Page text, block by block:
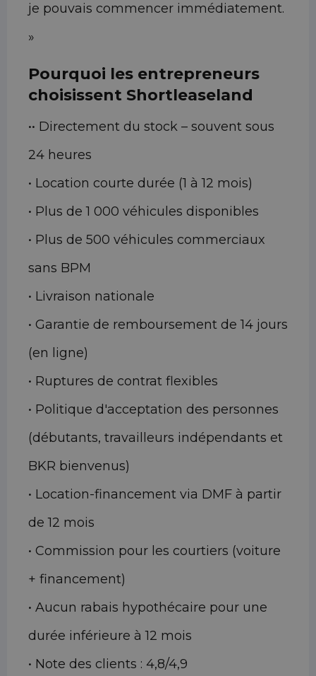
je pouvais commencer immédiatement.
»
Pourquoi les entrepreneurs
choisissent Shortleaseland
•• Directement du stock – souvent sous
24 heures
• Location courte durée (1 à 12 mois)
• Plus de 1 000 véhicules disponibles
• Plus de 500 véhicules commerciaux
sans BPM
• Livraison nationale
• Garantie de remboursement de 14 jours
(en ligne)
• Ruptures de contrat flexibles
• Politique d'acceptation des personnes
(débutants, travailleurs indépendants et
BKR bienvenus)
• Location-financement via DMF à partir
de 12 mois
• Commission pour les courtiers (voiture
+ financement)
• Aucun rabais hypothécaire pour une
durée inférieure à 12 mois
• Note des clients : 4,8/4,9